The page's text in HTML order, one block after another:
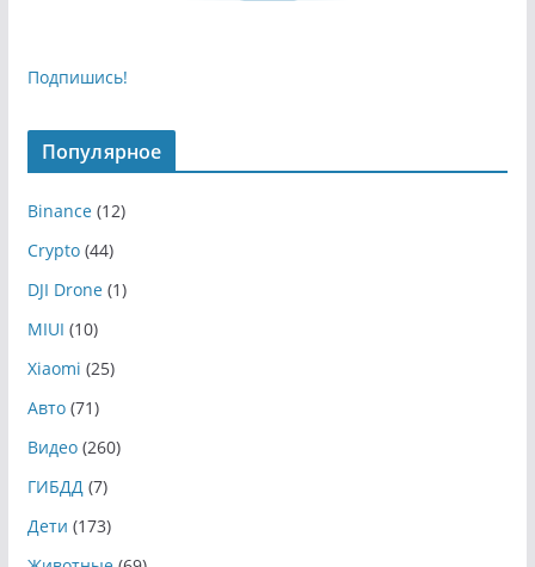
Подпишись!
Популярное
Binance(12)
Crypto(44)
DJI Drone(1)
MIUI (10)
Xiaomi (25)
Авто(71)
Видео(260)
ГИБДД(7)
Дети (173)